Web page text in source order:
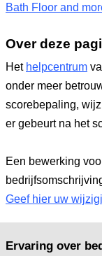
Bath Floor and
Over deze
Het helpcentrum
onder meer
scorebepaling,
er gebeurt na het
Een bewerking
Geef hier uw
Ervaring over